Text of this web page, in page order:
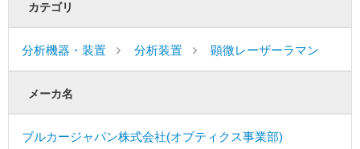
カテゴリ
分析機器・装置 分析装置 顕微レーザーラマン
メーカ名
ブルカージャパン株式会社(オプティクス事業部)